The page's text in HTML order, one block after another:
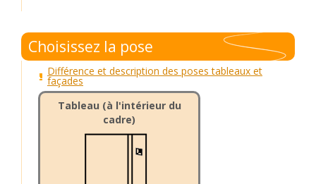
Choisissez la pose
Différence et description des poses tableaux et
façades
Tableau (à l'intérieur du
cadre)